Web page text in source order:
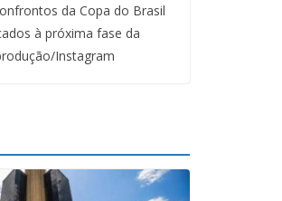
da Copa do Brasil
à próxima fase da
Instagram